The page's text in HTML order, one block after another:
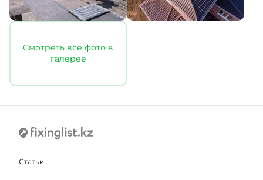
Смотреть все фото в
галерее
Статьи